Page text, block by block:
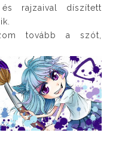
rajzaival díszített
tovább a szót,